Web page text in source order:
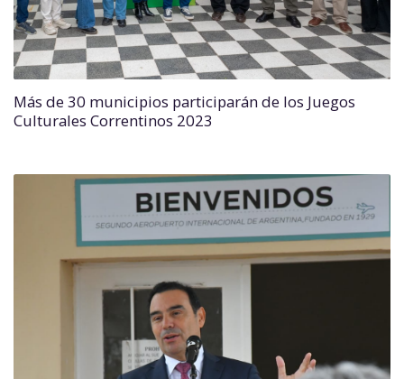
Más de 30 municipios participarán de los Juegos
Culturales Correntinos 2023